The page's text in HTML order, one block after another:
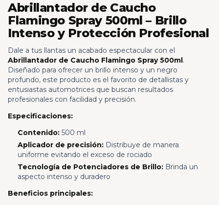
Abrillantador de Caucho
Flamingo Spray 500ml – Brillo
Intenso y Protección Profesional
Dale a tus llantas un acabado espectacular con el
Abrillantador de Caucho Flamingo Spray 500ml.
Diseñado para ofrecer un brillo intenso y un negro
profundo, este producto es el favorito de detallistas y
entusiastas automotrices que buscan resultados
profesionales con facilidad y precisión.
Especificaciones:
Contenido:500 ml
Aplicador de precisión:Distribuye de manera
uniforme evitando el exceso de rociado
Tecnología de Potenciadores de Brillo:Brinda un
aspecto intenso y duradero
Beneficios principales: